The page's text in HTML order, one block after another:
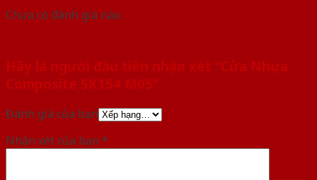
Chưa có đánh giá nào.
Hãy là người đầu tiên nhận xét “Cửa Nhựa
Composite SK154 M05”
Đánh giá của bạn
Nhận xét của bạn *